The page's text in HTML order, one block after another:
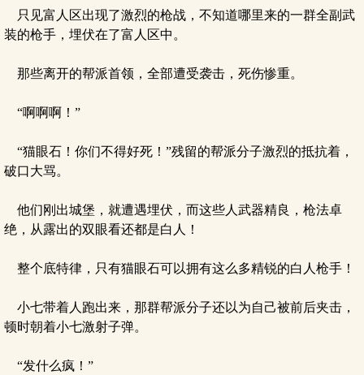
只见富人区出现了激烈的枪战，不知道哪里来的一群全副武
装的枪手，埋伏在了富人区中。
那些离开的帮派首领，全部遭受袭击，死伤惨重。
“啊啊啊！”
“猫眼石！你们不得好死！”残留的帮派分子激烈的抵抗着，
破口大骂。
他们刚出城堡，就遭遇埋伏，而这些人武器精良，枪法卓
绝，从露出的双眼看还都是白人！
整个底特律，只有猫眼石可以拥有这么多精锐的白人枪手！
小七带着人跑出来，那群帮派分子还以为自己被前后夹击，
顿时朝着小七激射子弹。
“发什么疯！”